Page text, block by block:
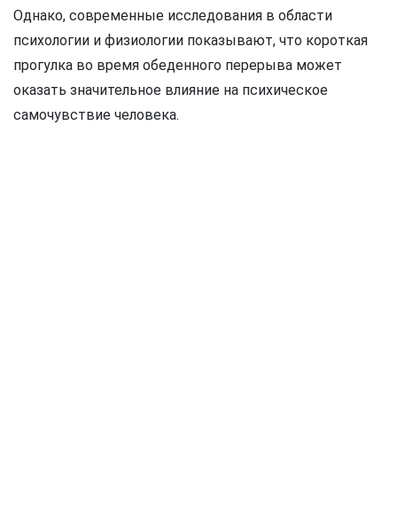
Однако, современные исследования в области
психологии и физиологии показывают, что короткая
прогулка во время обеденного перерыва может
оказать значительное влияние на психическое
самочувствие человека.